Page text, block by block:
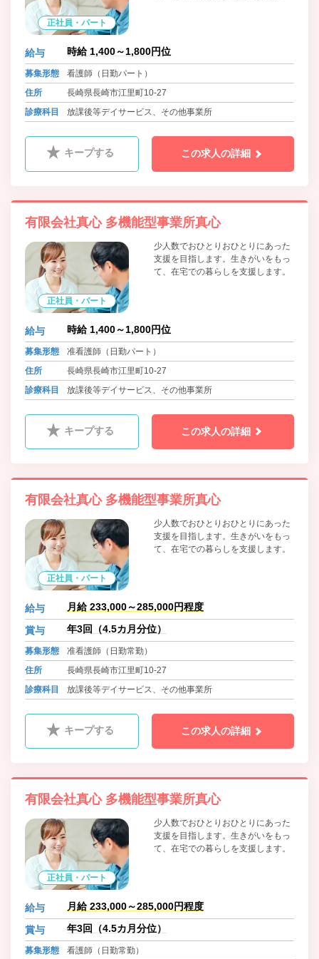
正社員・パート
給与 時給 1,400～1,800円位
募集形態
看護師（日勤パート）
住所
長崎県長崎市江里町10-27
診療科目
放課後等デイサービス、その他事業所
キープする この求人の詳細
有限会社真心 多機能型事業所真心
正社員・パート
少人数でおひとりおひとりにあった
支援を目指します。生きがいをもっ
て、在宅での暮らしを支援します。
給与 時給 1,400～1,800円位
募集形態
准看護師（日勤パート）
住所
長崎県長崎市江里町10-27
診療科目
放課後等デイサービス、その他事業所
キープする この求人の詳細
有限会社真心 多機能型事業所真心
正社員・パート
少人数でおひとりおひとりにあった
支援を目指します。生きがいをもっ
て、在宅での暮らしを支援します。
給与 月給 233,000～285,000円程度
賞与 年3回（4.5カ月分位）
募集形態
准看護師（日勤常勤）
住所
長崎県長崎市江里町10-27
診療科目
放課後等デイサービス、その他事業所
キープする この求人の詳細
有限会社真心 多機能型事業所真心
正社員・パート
少人数でおひとりおひとりにあった
支援を目指します。生きがいをもっ
て、在宅での暮らしを支援します。
給与 月給 233,000～285,000円程度
賞与 年3回（4.5カ月分位）
募集形態
看護師（日勤常勤）